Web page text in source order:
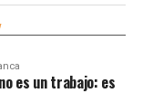
es un trabajo: es